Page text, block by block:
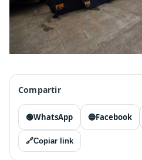
Compartir
🟢WhatsApp 🔵Facebook
🔗Copiar link